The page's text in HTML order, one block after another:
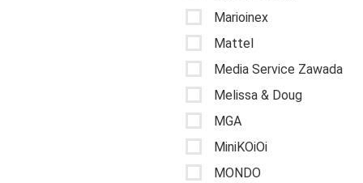
Marioinex
Mattel
Media Service Zawada
Melissa & Doug
MGA
MiniKOiOi
MONDO